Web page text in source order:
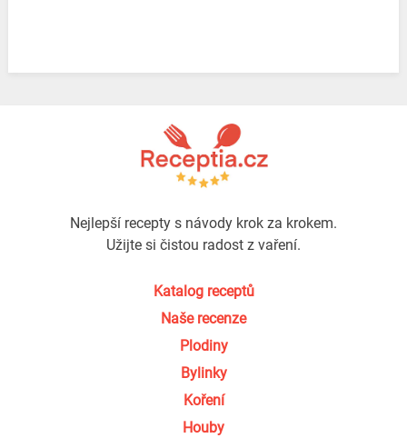
Nejlepší recepty s návody krok za krokem.
Užijte si čistou radost z vaření.
Katalog receptů
Naše recenze
Plodiny
Bylinky
Koření
Houby